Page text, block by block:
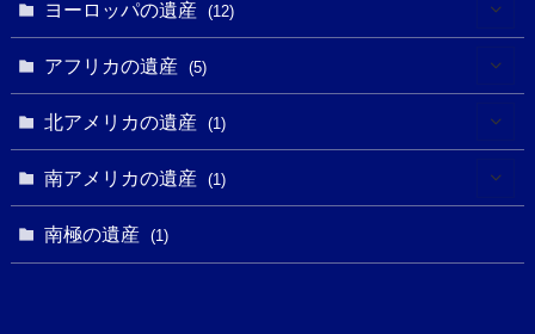
(7)
(5)
(16)
(62)
(5)
(2)
(2)
(7)
(2)
(8)(1)
(1)
(18)
ヨーロッパの遺産 (12)
(2)
(1)
(1)
(2)
アフリカの遺産 (5)
(3)
北アメリカの遺産 (1)
(1)
(1)
南アメリカの遺産 (1)
南極の遺産 (1)